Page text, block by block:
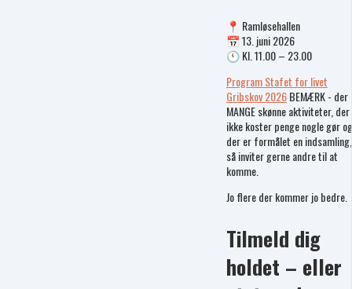
📍 Ramløsehallen
📅 13. juni 2026
🕚 Kl. 11.00 – 23.00
Program Stafet for livet
Gribskov 2026BEMÆRK - der
MANGE skønne aktiviteter, der
ikke koster penge nogle gør og
der er formålet en indsamling,
så inviter gerne andre til at
komme.
Jo flere der kommer jo bedre.
Tilmeld dig
holdet – eller